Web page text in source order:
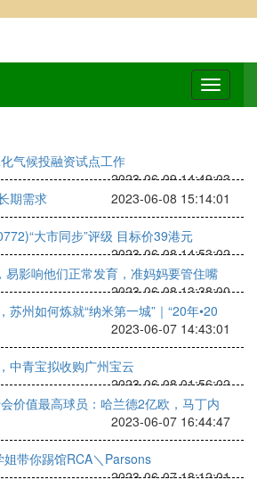
气候投融资试点工作
2023-06-09 14:49:03
期需求
2023-06-08 15:14:01
大市同步”评级 目标价39港元
2023-06-08 14:53:02
易影响他们正常发育，准妈妈要管住嘴
2023-06-08 13:38:00
苏州如何炼就“纳米第一城”｜“20年•20
2023-06-07 14:43:01
中青宝拟收购广州宝云
2023-06-08 01:56:02
价值最高球员：哈兰德2亿欧，马丁内
2023-06-07 16:44:47
带你踢馆RCA＼Parsons
2023-06-07 18:12:01